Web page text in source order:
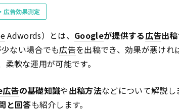
広告効果測定
Adwords）とは、 Googleが提供する広告出
ない場合でも広告を出稿でき、効果が悪けれ
軟な運用が可能です。
広告の基礎知識や出稿方法などについて解説し
と回答も紹介します。